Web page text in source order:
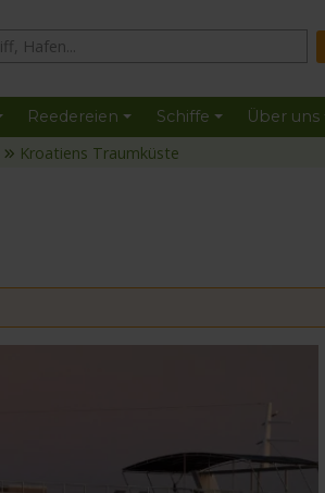
Reedereien Schiffe Über uns
Kroatiens Traumküste